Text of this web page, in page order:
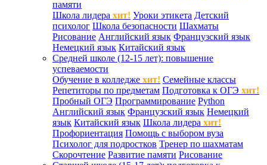
памяти
Школа лидера хит! Уроки этикета Детский
психолог Школа безопасности Шахматы
Рисование Английский язык Французский язык
Немецкий язык Китайский язык
Средней школе (12-15 лет): повышение
успеваемости
Обучение в колледже хит! Семейные классы
Репетиторы по предметам Подготовка к ОГЭ хит!
Пробный ОГЭ Программирование Python
Английский язык Французский язык Немецкий
язык Китайский язык Школа лидера хит!
Профориентация Помощь с выбором вуза
Психолог для подростков Тренер по шахматам
Скорочтение Развитие памяти Рисование